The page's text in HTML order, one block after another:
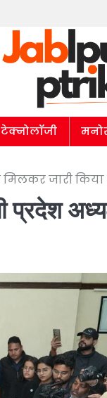
टेक्नोलॉजी
जारी किया
प्रदेश